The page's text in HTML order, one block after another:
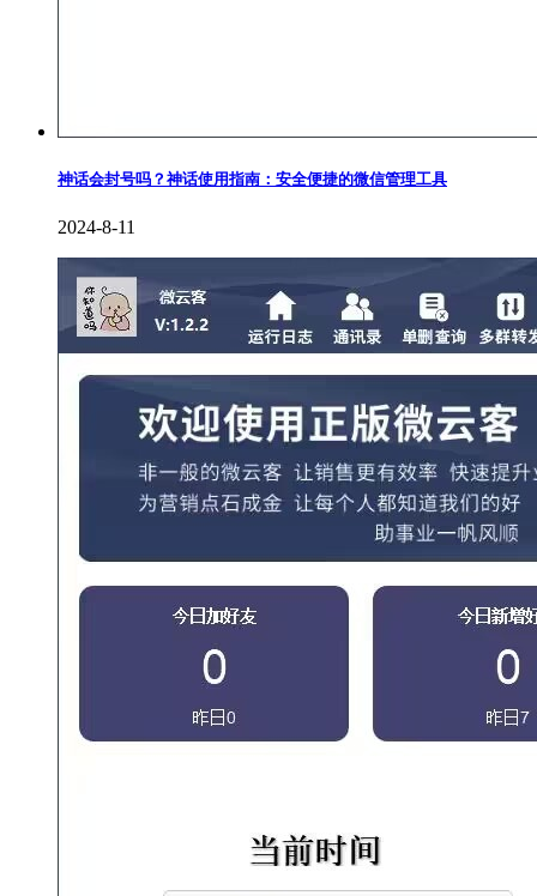
神话会封号吗？神话使用指南：安全便捷的微信管理工具
2024-8-11